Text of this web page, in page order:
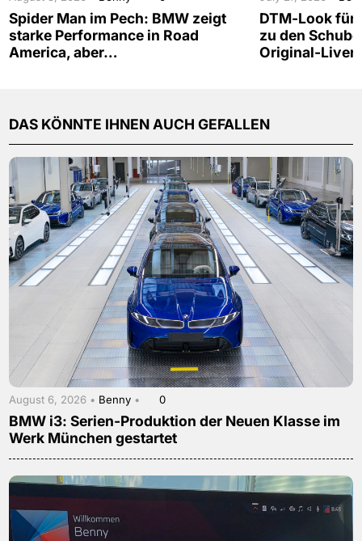
Spider Man im Pech: BMW zeigt
starke Performance in Road
America, aber…
DTM-Look für
zu den
Original-
DAS KÖNNTE IHNEN AUCH GEFALLEN
August 6, 2026 • Benny • 0
BMW i3: Serien-Produktion der Neuen Klasse im
Werk München gestartet